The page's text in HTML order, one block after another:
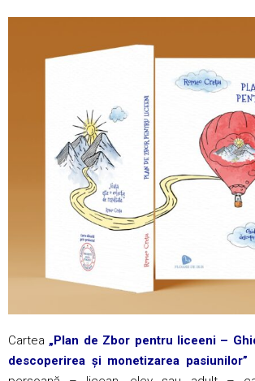
Cartea „Plan de Zbor pentru liceeni –
descoperirea și monetizarea pasiunilor”